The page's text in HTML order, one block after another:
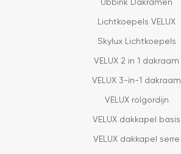
Ubbink Dakramen
Lichtkoepels VELUX
Skylux Lichtkoepels
VELUX 2 in 1 dakraam
VELUX 3-in-1 dakraam
VELUX rolgordijn
VELUX dakkapel basis
VELUX dakkapel serre